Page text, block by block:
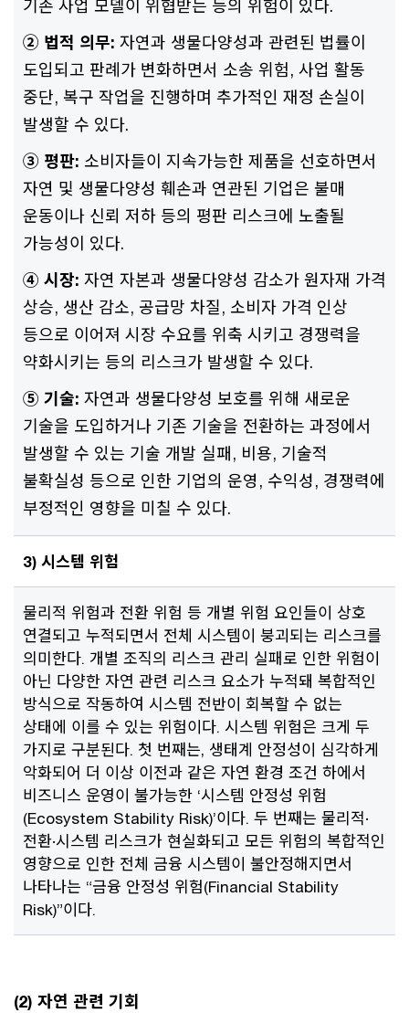
기존 사업 모델이 위협받는 등의 위험이 있다.
② 법적 의무: 자연과 생물다양성과 관련된 법률이
도입되고 판례가 변화하면서 소송 위험, 사업 활동
중단, 복구 작업을 진행하며 추가적인 재정 손실이
발생할 수 있다.
③ 평판: 소비자들이 지속가능한 제품을 선호하면서
자연 및 생물다양성 훼손과 연관된 기업은 불매
운동이나 신뢰 저하 등의 평판 리스크에 노출될
가능성이 있다.
④ 시장: 자연 자본과 생물다양성 감소가 원자재 가격
상승, 생산 감소, 공급망 차질, 소비자 가격 인상
등으로 이어져 시장 수요를 위축 시키고 경쟁력을
약화시키는 등의 리스크가 발생할 수 있다.
⑤ 기술: 자연과 생물다양성 보호를 위해 새로운
기술을 도입하거나 기존 기술을 전환하는 과정에서
발생할 수 있는 기술 개발 실패, 비용, 기술적
불확실성 등으로 인한 기업의 운영, 수익성, 경쟁력에
부정적인 영향을 미칠 수 있다.
3) 시스템 위험
물리적 위험과 전환 위험 등 개별 위험 요인들이 상호
연결되고 누적되면서 전체 시스템이 붕괴되는 리스크를
의미한다. 개별 조직의 리스크 관리 실패로 인한 위험이
아닌 다양한 자연 관련 리스크 요소가 누적돼 복합적인
방식으로 작동하여 시스템 전반이 회복할 수 없는
상태에 이를 수 있는 위험이다. 시스템 위험은 크게 두
가지로 구분된다. 첫 번째는, 생태계 안정성이 심각하게
악화되어 더 이상 이전과 같은 자연 환경 조건 하에서
비즈니스 운영이 불가능한 ‘시스템 안정성 위험
(Ecosystem Stability Risk)’이다. 두 번째는 물리적·
전환·시스템 리스크가 현실화되고 모든 위험의 복합적인
영향으로 인한 전체 금융 시스템이 불안정해지면서
나타나는 “금융 안정성 위험(Financial Stability
Risk)”이다.
(2) 자연 관련 기회